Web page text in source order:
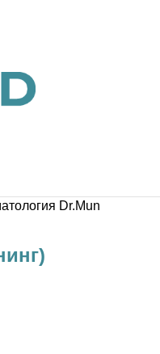
Dr.Mun